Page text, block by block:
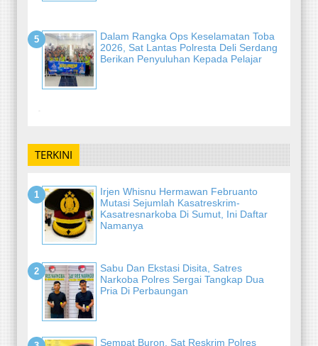
Dalam Rangka Ops Keselamatan Toba
2026, Sat Lantas Polresta Deli Serdang
Berikan Penyuluhan Kepada Pelajar
-
TERKINI
Irjen Whisnu Hermawan Februanto
Mutasi Sejumlah Kasatreskrim-
Kasatresnarkoba Di Sumut, Ini Daftar
Namanya
Sabu Dan Ekstasi Disita, Satres
Narkoba Polres Sergai Tangkap Dua
Pria Di Perbaungan
Sempat Buron, Sat Reskrim Polres